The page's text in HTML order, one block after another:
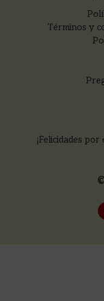
Términos y
¡Felicidades